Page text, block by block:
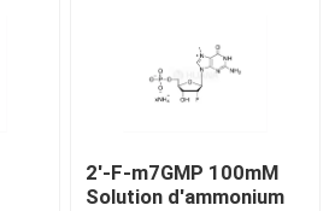
2'-F-m7GMP 100mM
Solution d'ammonium